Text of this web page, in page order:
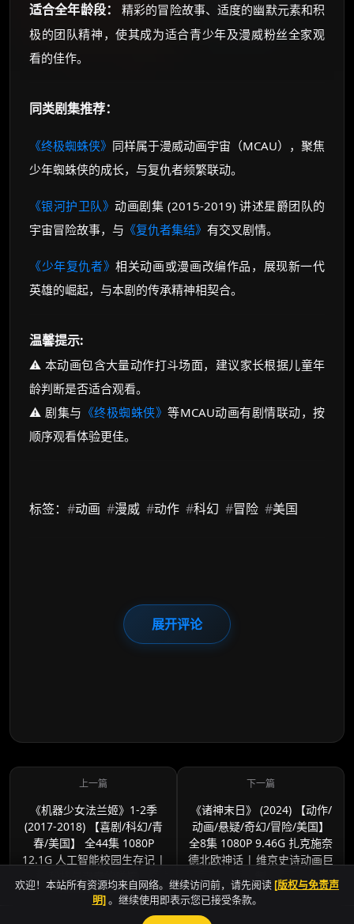
适合全年龄段：
精彩的冒险故事、适度的幽默元素和积
极的团队精神，使其成为适合青少年及漫威粉丝全家观
看的佳作。
同类剧集推荐：
《终极蜘蛛侠》 同样属于漫威动画宇宙（MCAU），聚焦
少年蜘蛛侠的成长，与复仇者频繁联动。
《银河护卫队》动画剧集 (2015-2019) 讲述星爵团队的
宇宙冒险故事，与 《复仇者集结》 有交叉剧情。
《少年复仇者》相关动画或漫画改编作品，展现新一代
英雄的崛起，与本剧的传承精神相契合。
温馨提示:
⚠️ 本动画包含大量动作打斗场面，建议家长根据儿童年
龄判断是否适合观看。
⚠️ 剧集与 《终极蜘蛛侠》 等MCAU动画有剧情联动，按
顺序观看体验更佳。
标签： #动画 #漫威 #动作 #科幻 #冒险 #美国
展开评论
《机器少女法兰姬》1-2季
(2017-2018) 【喜剧/科幻/青
春/美国】 全44集 1080P
12.1G 人工智能校园生存记 |
科技与青春的碰撞
《诸神末日》 (2024) 【动作/
动画/悬疑/奇幻/冒险/美国】
全8集 1080P 9.46G 扎克施奈
德北欧神话 | 维京史诗动画巨
制
欢迎！本站所有资源均来自网络。继续访问前，请先阅读 [版权与免责声
明]。继续使用即表示您已接受条款。